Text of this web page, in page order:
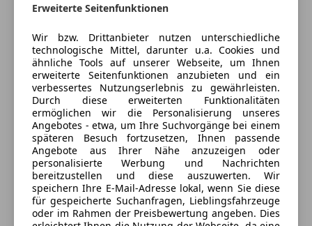
5 Sterne
(100% Weiterempfehlungen)
Anbieter auf AutoScout24 seit 2012
Für Fahrzeugbesichtigung nur unter Telefonischer
Terminvereinbarung da der Verkauf nicht jederzeit
besetzt ist!!!
Geschlossen
Öffnet um 9:00 Fr.
Salzburger Straße 381,
4030 Linz, AT
Kontakt
Erweiterte Seitenfunktionen
Wir bzw. Drittanbieter nutzen unterschiedliche
technologische Mittel, darunter u.a. Cookies und
ähnliche Tools auf unserer Webseite, um Ihnen
erweiterte Seitenfunktionen anzubieten und ein
verbessertes Nutzungserlebnis zu gewährleisten.
Durch diese erweiterten Funktionalitäten
ermöglichen wir die Personalisierung unseres
Angebotes - etwa, um Ihre Suchvorgänge bei einem
späteren Besuch fortzusetzen, Ihnen passende
Angebote aus Ihrer Nähe anzuzeigen oder
personalisierte Werbung und Nachrichten
bereitzustellen und diese auszuwerten. Wir
speichern Ihre E-Mail-Adresse lokal, wenn Sie diese
für gespeicherte Suchanfragen, Lieblingsfahrzeuge
oder im Rahmen der Preisbewertung angeben. Dies